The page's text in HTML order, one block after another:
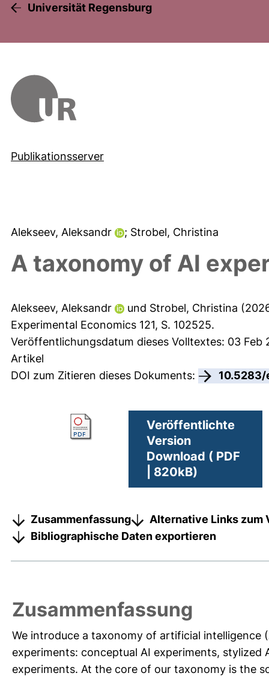
Universität Regensburg
Publikationsserver
Alekseev, Aleksandr ; Strobel, Christina
A taxonomy of AI
Alekseev, Aleksandr und Strobel, Christina
Experimental Economics 121, S. 102525.
Veröffentlichungsdatum dieses Volltextes: 03 Feb
Artikel
DOI zum Zitieren dieses Dokuments:
Veröffentlichte
Version
Download ( PDF
| 820kB)
Zusammenfassung
Alternative Links zum
Bibliographische Daten exportieren
Zusammenfassung
We introduce a taxonomy of artificial intelligence
experiments: conceptual AI experiments, stylized
experiments. At the core of our taxonomy is the